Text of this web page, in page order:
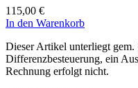
115,00 €
In den Warenkorb
Dieser Artikel unterliegt gem.
Differenzbesteuerung, ein
Rechnung erfolgt nicht.